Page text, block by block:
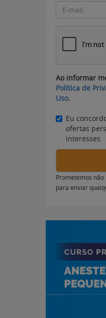
Ao informar
Política de
Uso.
Eu
ofertas
interesses.
Prometemos
para enviar